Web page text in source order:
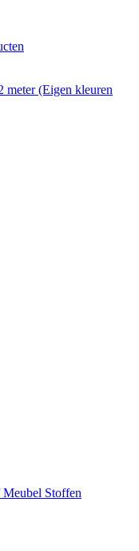
meter (Eigen kleuren
Stoffen